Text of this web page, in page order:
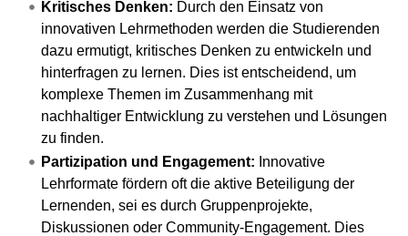
Kritisches Denken: Durch den Einsatz von
innovativen Lehrmethoden werden die Studierenden
dazu ermutigt, kritisches Denken zu entwickeln und
hinterfragen zu lernen. Dies ist entscheidend, um
komplexe Themen im Zusammenhang mit
nachhaltiger Entwicklung zu verstehen und Lösungen
zu finden.
Partizipation und Engagement: Innovative
Lehrformate fördern oft die aktive Beteiligung der
Lernenden, sei es durch Gruppenprojekte,
Diskussionen oder Community-Engagement. Dies